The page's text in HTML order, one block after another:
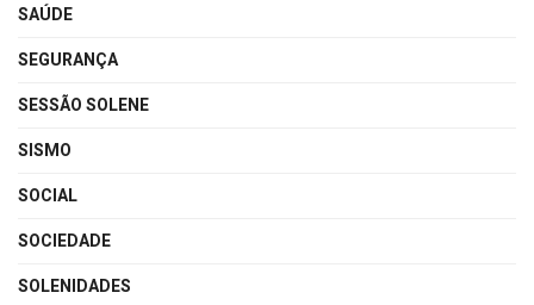
SAÚDE
SEGURANÇA
SESSÃO SOLENE
SISMO
SOCIAL
SOCIEDADE
SOLENIDADES